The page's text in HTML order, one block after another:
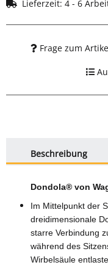
Lieferzeit: 4 - 6
Frage zum
Beschreibung
Dondola® von
Im Mittelpunkt der
dreidimensionale
starre Verbindung
während des
Wirbelsäule